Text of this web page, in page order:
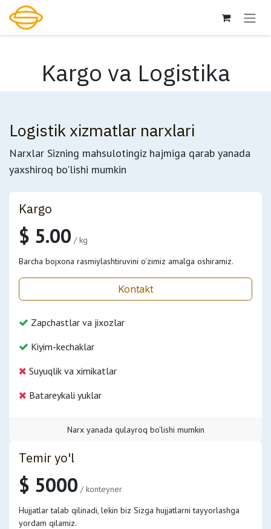
Skip to Content
Kargo va Logistika
Logistik xizmatlar narxlari
Narxlar Sizning mahsulotingiz hajmiga qarab yanada
yaxshiroq bo'lishi mumkin
Kargo
$ 5.00 / kg
Barcha bojxona rasmiylashtiruvini o'zimiz amalga oshiramiz.
Kontakt
Zapchastlar va jixozlar
Kiyim-kechaklar
Suyuqlik va ximikatlar
Batareykali yuklar
Narx yanada qulayroq bo'lishi mumkin
Temir yo'l
$ 5000 / konteyner
Hujjatlar talab qilinadi, lekin biz Sizga hujjatlarni tayyorlashga
yordam qilamiz.